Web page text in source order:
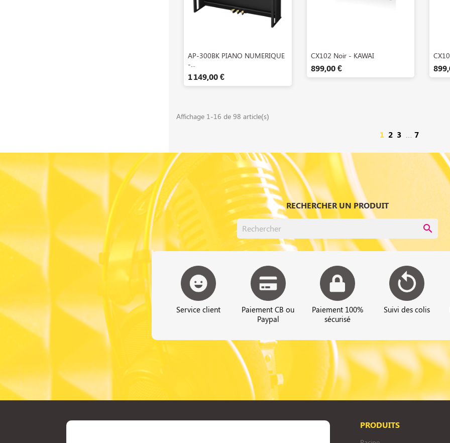
Aperçu rapide
AP-300BK PIANO NUMERIQUE
-...
1 149,00 €
Aperçu rapide
CX102 Noir - KAWAI
899,00 €
Affichage 1-16 de 98 article(s)
1 2 3 7
RECHERCHER UN PRODUIT
search
Service client
Paiement CB ou
Paypal
Paiement 100%
sécurisé
Suivi des colis
PRODUITS